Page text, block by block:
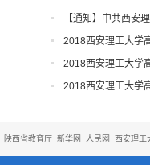
【通知】中共西安
知
2018西安理工大学
2018西安理工大学
2018西安理工大学
陕西省教育厅 新华网 人民网 西安理工